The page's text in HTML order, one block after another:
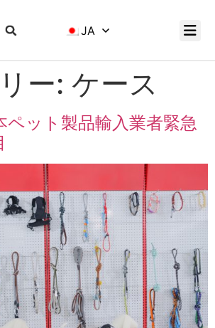
JA
ー: ケース
ペット製品輸入業者緊急